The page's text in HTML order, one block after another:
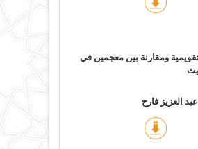
ومقارنة بين معجمين في
عبد العزيز فارح